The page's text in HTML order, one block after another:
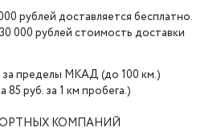
рублей доставляется бесплатно.
000 рублей стоимость доставки
пределы МКАД (до 100 км.)
85 руб. за 1 км пробега.)
КОМПАНИЙ